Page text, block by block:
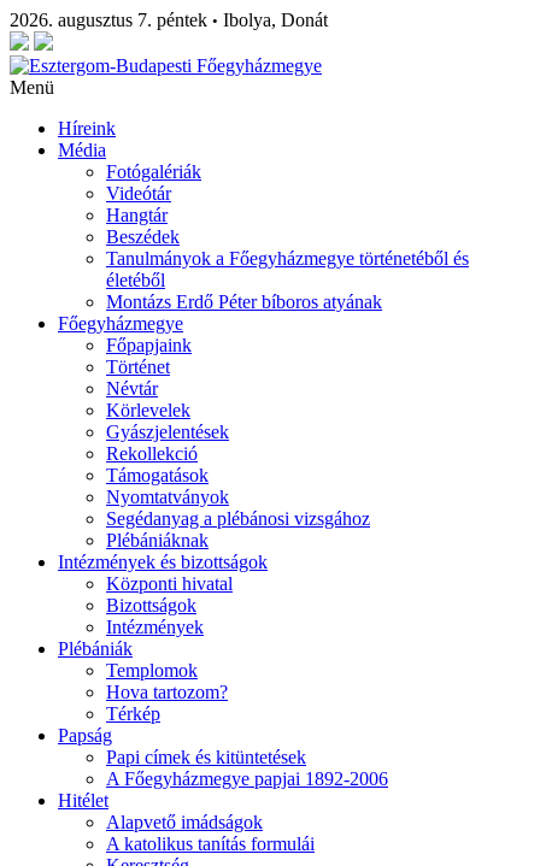
2026. augusztus 7. péntek • Ibolya, Donát
Menü
Híreink
Média
Fotógalériák
Videótár
Hangtár
Beszédek
Tanulmányok a Főegyházmegye történetéből és
életéből
Montázs Erdő Péter bíboros atyának
Főegyházmegye
Főpapjaink
Történet
Névtár
Körlevelek
Gyászjelentések
Rekollekció
Támogatások
Nyomtatványok
Segédanyag a plébánosi vizsgához
Plébániáknak
Intézmények és bizottságok
Központi hivatal
Bizottságok
Intézmények
Plébániák
Templomok
Hova tartozom?
Térkép
Papság
Papi címek és kitüntetések
A Főegyházmegye papjai 1892-2006
Hitélet
Alapvető imádságok
A katolikus tanítás formulái